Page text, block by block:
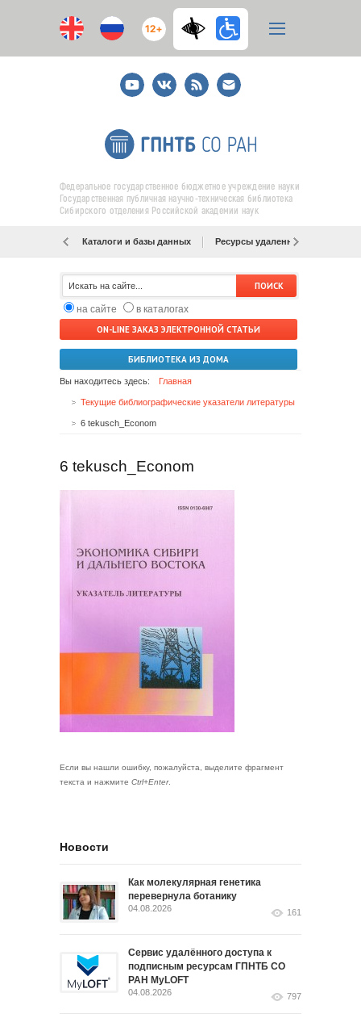
12+
YoutubeВКонтакте
RSS
E-
mail
подписка
Федеральное государственное бюджетное учреждение науки
Государственная публичная научно-техническая библиотека
Сибирского отделения Российской академии наук
Каталоги и базы данных Ресурсы удаленного доступа
на сайте
в каталогах
ON-LINE ЗАКАЗ ЭЛЕКТРОННОЙ СТАТЬИ
БИБЛИОТЕКА ИЗ ДОМА
Вы находитесь здесь: Главная
Текущие библиографические указатели литературы
6 tekusch_Econom
6 tekusch_Econom
Если вы нашли ошибку, пожалуйста, выделите фрагмент
текста и нажмите Ctrl+Enter.
Новости
Как молекулярная генетика
перевернула ботанику
04.08.2026 161
Сервис удалённого доступа к
подписным ресурсам ГПНТБ СО
РАН MyLOFT
04.08.2026 797